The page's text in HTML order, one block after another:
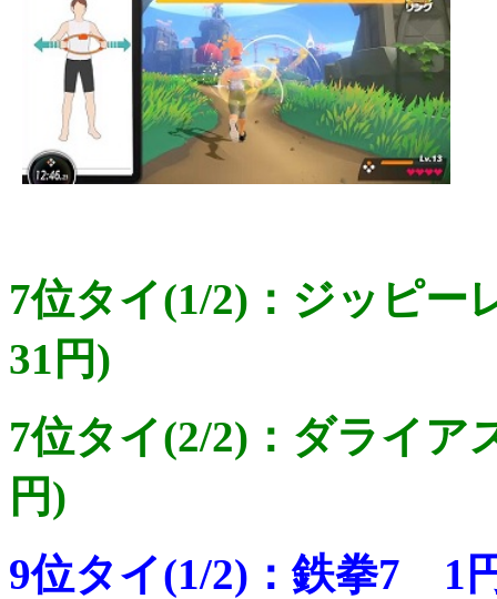
7位タイ(1/2)：ジッピ
31円)
7位タイ(2/2)：ダライ
円)
9位タイ(1/2)：鉄拳7 1